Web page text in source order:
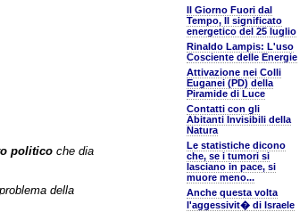
politico che dia
della
Il Giorno Fuori dal
Tempo, Il significato
energetico del 25 luglio
Rinaldo Lampis: L'uso
Cosciente delle Energie
Attivazione nei Colli
Euganei (PD) della
Piramide di Luce
Contatti con gli
Abitanti Invisibili della
Natura
Le statistiche dicono
che, se i tumori si
lasciano in pace, si
muore meno...
Anche questa volta
l'aggessivit� di Israele